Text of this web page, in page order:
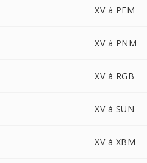
XV à PFM
XV à PNM
XV à RGB
XV à SUN
XV à XBM